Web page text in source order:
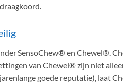
SensoChew® en Chewel®.
van Chewel® zijn niet
goede reputatie), laat